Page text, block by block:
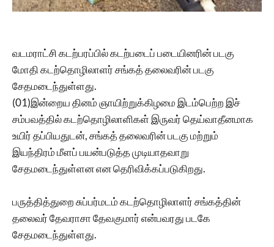
வடமராட்சி கடற்பரப்பில் கடற்படைப் படையினரின் படகு
மோதி கடற்தொழிலாளர் சங்கத் தலைவரின் படகு
சேதமடைந்துள்ளது.
(01)இன்றைய தினம் ஞாயிற்றுக்கிழமை இடம்பெற்ற இச்
சம்பவத்தில் கடற்தொழிலாளிகள் இருவர் தெய்வாதீனமாக
உயிர் தப்பியதுடன், சங்கத் தலைவரின் படகு மற்றும்
இயந்திரம் மீளப் பயன்படுத்த முடியாதவாறு
சேதமடைந்துள்ளன என தெரிவிக்கப்படுகிறது.
பருத்தித்துறை சுப்பர்மடம் கடற்தொழிலாளர் சங்கத்தின்
தலைவர் தேவராசா தேவகுமார் என்பவரது படகே
சேதமடைந்துள்ளது.